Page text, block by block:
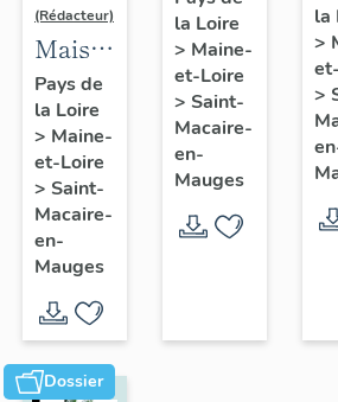
(Rédacteur)
Maison
de
l'industriel
Louis
Pasquier,
2 rue
Pasteur,
Saint-
Macaire-
en-
Mauges
Pays de
la Loire
> Maine-
et-Loire
> Saint-
Macaire-
en-
Mauges
l'industriel
Jean
Pasquier,
9 rue
Jeanne-
d'Arc,
Saint-
la Loire
> Maine-
et-Loire
> Saint-
Macaire-
en-
Mauges
la
>
>
Dossier